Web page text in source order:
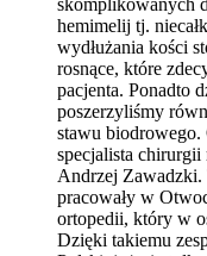
hemimelij tj.
wydłużania kości
rosnące, które
pacjenta. Ponadto
poszerzyliśmy ró
stawu biodrowego.
specjalista chirurgii
Andrzej Zawadzki.
pracowały w
ortopedii, który w
Dzięki takiemu